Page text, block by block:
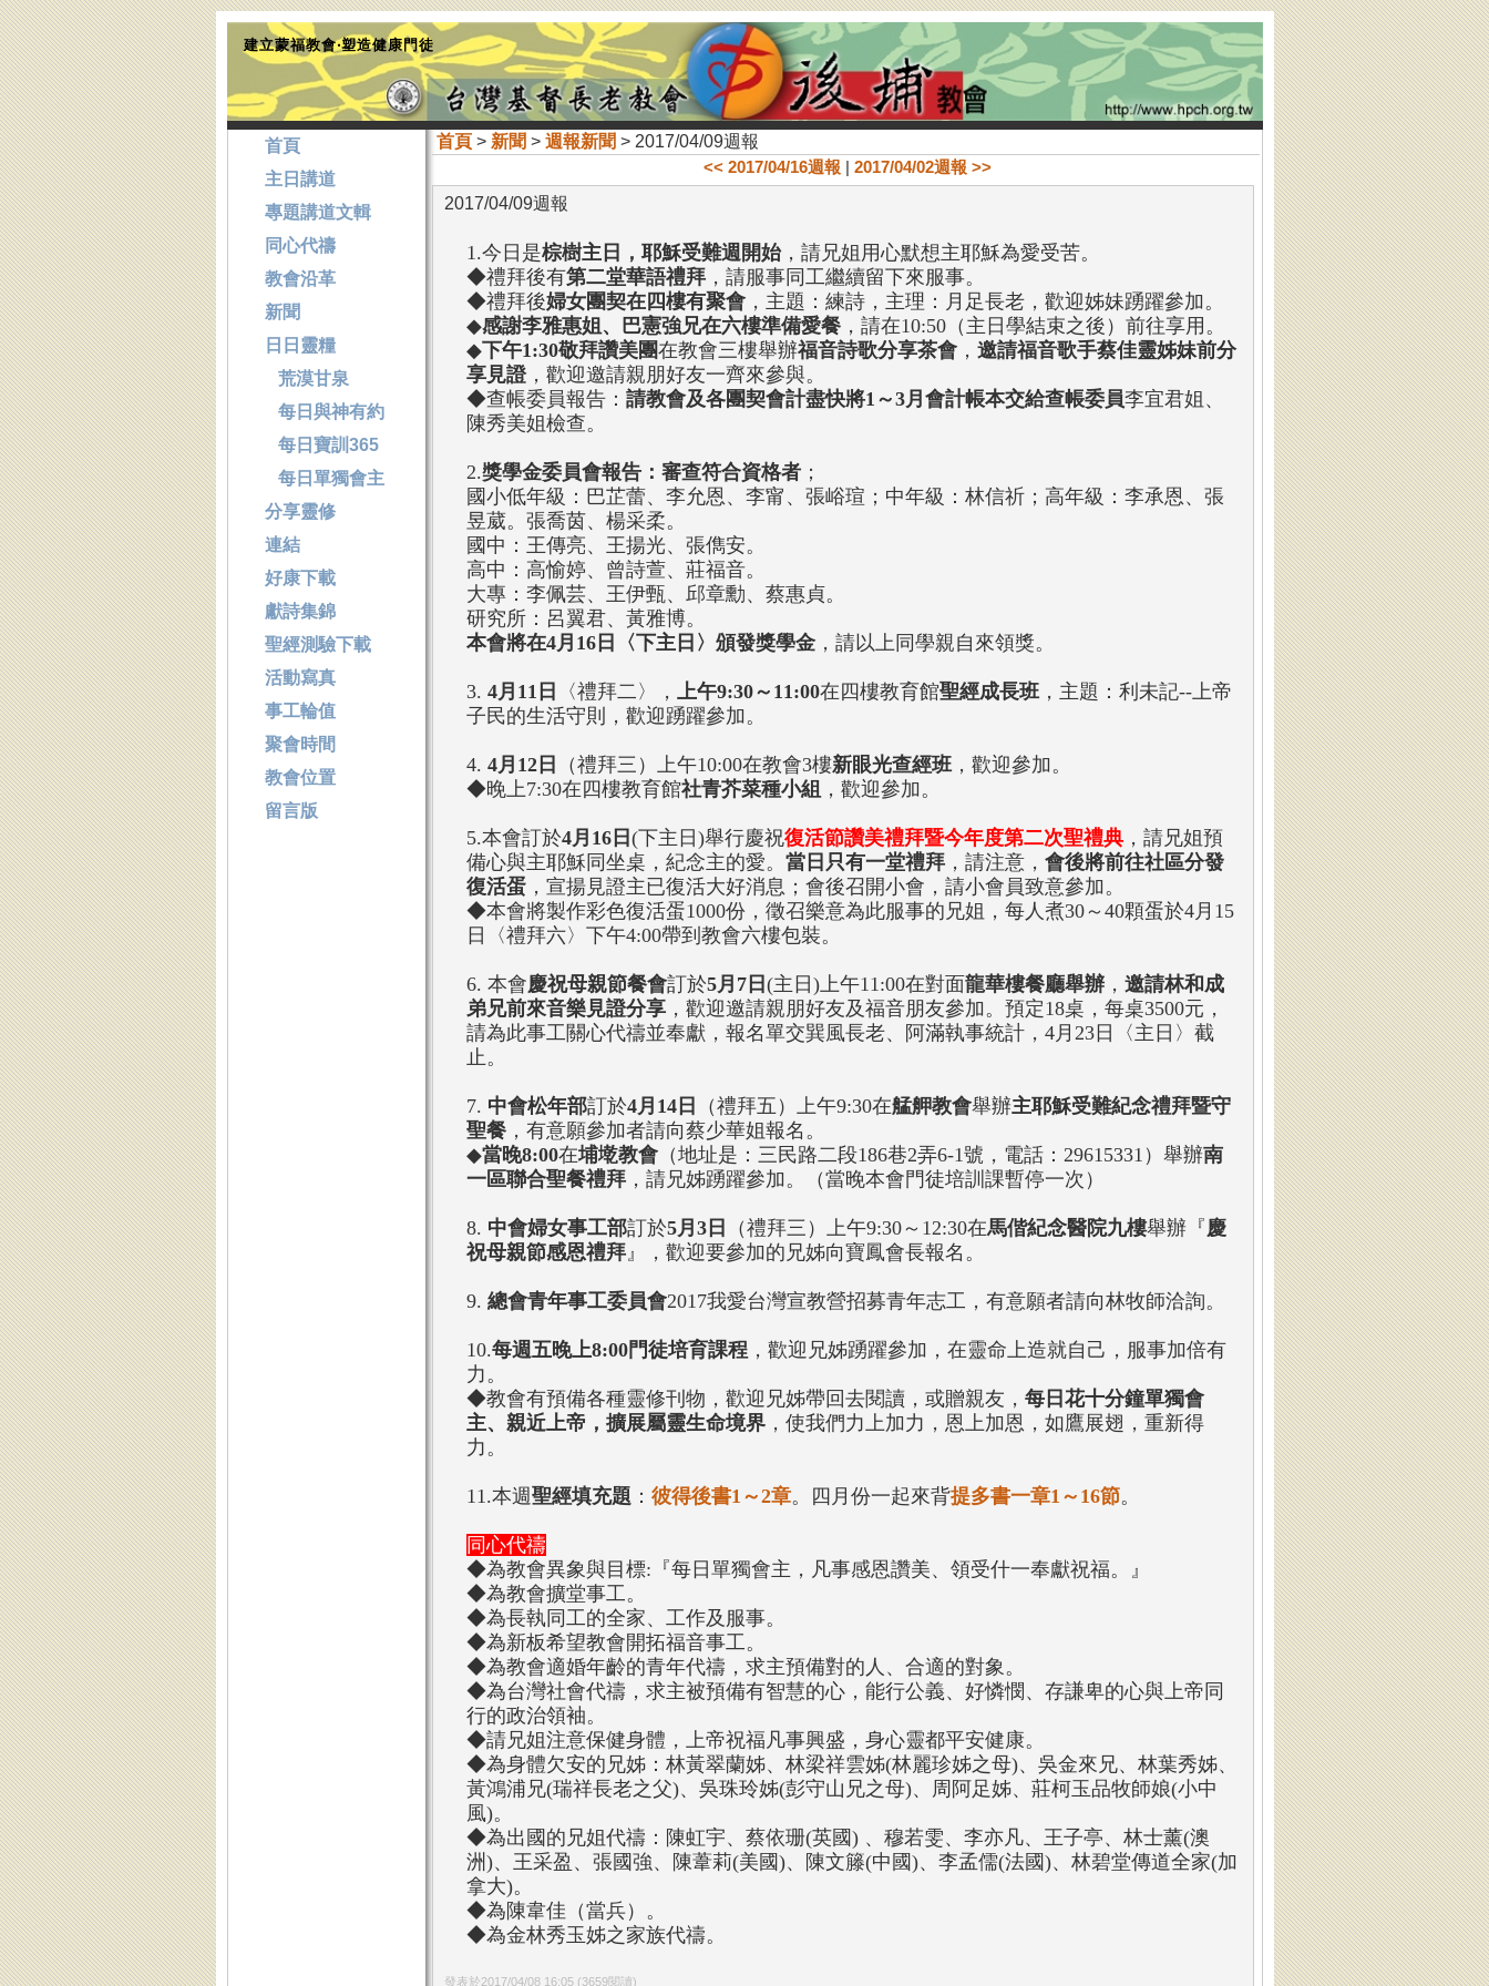
建立蒙福教會‧塑造健康門徒
首頁> 新聞 > 週報新聞 > 2017/04/09週報
<< 2017/04/16週報 | 2017/04/02週報 >>
2017/04/09週報
1.今日是棕樹主日，耶穌受難週開始，請兄姐用心默想主耶穌為愛受苦。
◆禮拜後有第二堂華語禮拜，請服事同工繼續留下來服事。
◆禮拜後婦女團契在四樓有聚會，主題：練詩，主理：月足長老，歡迎姊妹踴躍參加。
◆感謝李雅惠姐、巴憲強兄在六樓準備愛餐，請在10:50（主日學結束之後）前往享用。
◆下午1:30敬拜讚美團在教會三樓舉辦福音詩歌分享茶會， 邀請福音歌手蔡佳靈姊妹前分
享見證，歡迎邀請親朋好友一齊來參與。
◆查帳委員報告： 請教會及各團契會計盡快將1～3月會計帳本交給查帳委員李宜君姐、
陳秀美姐檢查。
2.獎學金委員會報告：審查符合資格者；
國小低年級：巴芷蕾、李允恩、李甯、張峪瑄；中年級：林信祈；高年級：李承恩、張
昱葳。張喬茵、楊采柔。
國中：王傳亮、王揚光、張儁安。
高中：高愉婷、曾詩萱、莊福音。
大專：李佩芸、王伊甄、邱章勳、蔡惠貞。
研究所：呂翼君、黃雅博。
本會將在4月16日〈下主日〉頒發獎學金，請以上同學親自來領獎。
3. 4月11日 〈禮拜二〉， 上午9:30～11:00在四樓教育館聖經成長班，主題：利未記--上帝
子民的生活守則，歡迎踴躍參加。
4. 4月12日 （禮拜三）上午10:00在教會3樓新眼光查經班，歡迎參加。
◆晚上7:30在四樓教育館社青芥菜種小組 ，歡迎參加。
5.本會訂於4月16日 (下主日)舉行慶祝復活節讚美禮拜暨今年度第二次聖禮典，請兄姐預
備心與主耶穌同坐桌，紀念主的愛。 當日只有一堂禮拜，請注意， 會後將前往社區分發
復活蛋，宣揚見證主已復活大好消息；會後召開小會，請小會員致意參加。
◆本會將製作彩色復活蛋1000份，徵召樂意為此服事的兄姐，每人煮30～40顆蛋於4月15
日〈禮拜六〉下午4:00帶到教會六樓包裝。
6. 本會慶祝母親節餐會訂於5月7日 (主日)上午11:00在對面龍華樓餐廳舉辦， 邀請林和成
弟兄前來音樂見證分享，歡迎邀請親朋好友及福音朋友參加。預定18桌，每桌3500元，
請為此事工關心代禱並奉獻，報名單交巽風長老、阿滿執事統計，4月23日〈主日〉截
止。
7. 中會松年部訂於4月14日 （禮拜五）上午9:30在艋舺教會舉辦主耶穌受難紀念禮拜暨守
聖餐，有意願參加者請向蔡少華姐報名。
◆當晚8:00在埔墘教會（地址是：三民路二段186巷2弄6-1號，電話：29615331）舉辦南
一區聯合聖餐禮拜，請兄姊踴躍參加。（當晚本會門徒培訓課暫停一次）
8. 中會婦女事工部訂於5月3日 （禮拜三）上午9:30～12:30在馬偕紀念醫院九樓舉辦『慶
祝母親節感恩禮拜』，歡迎要參加的兄姊向寶鳳會長報名。
9. 總會青年事工委員會2017我愛台灣宣教營招募青年志工，有意願者請向林牧師洽詢。
10.每週五晚上8:00門徒培育課程，歡迎兄姊踴躍參加，在靈命上造就自己，服事加倍有
力。
◆教會有預備各種靈修刊物，歡迎兄姊帶回去閱讀，或贈親友， 每日花十分鐘單獨會
主、親近上帝，擴展屬靈生命境界，使我們力上加力，恩上加恩，如鷹展翅，重新得
力。
11.本週聖經填充題 ： 彼得後書1～2章。四月份一起來背提多書一章1～16節。
同心代禱
◆為教會異象與目標:『每日單獨會主，凡事感恩讚美、領受什一奉獻祝福。』
◆為教會擴堂事工。
◆為長執同工的全家、工作及服事。
◆為新板希望教會開拓福音事工。
◆為教會適婚年齡的青年代禱，求主預備對的人、合適的對象。
◆為台灣社會代禱，求主被預備有智慧的心，能行公義、好憐憫、存謙卑的心與上帝同
行的政治領袖。
◆請兄姐注意保健身體，上帝祝福凡事興盛，身心靈都平安健康。
◆為身體欠安的兄姊：林黃翠蘭姊、林梁祥雲姊(林麗珍姊之母)、吳金來兄、林葉秀姊、
黃鴻浦兄(瑞祥長老之父)、吳珠玲姊(彭守山兄之母)、周阿足姊、莊柯玉品牧師娘(小中
風)。
◆為出國的兄姐代禱：陳虹宇、蔡依珊(英國) 、穆若雯、李亦凡、王子亭、林士薰(澳
洲)、王采盈、張國強、陳葦莉(美國)、陳文籐(中國)、李孟儒(法國)、林碧堂傳道全家(加
拿大)。
◆為陳韋佳（當兵）。
◆為金林秀玉姊之家族代禱。
發表於2017/04/08 16:05(3659閱讀)
首頁
主日講道
專題講道文輯
同心代禱
教會沿革
新聞
日日靈糧
荒漠甘泉
每日與神有約
每日寶訓365
每日單獨會主
分享靈修
連結
好康下載
獻詩集錦
聖經測驗下載
活動寫真
事工輪值
聚會時間
教會位置
留言版